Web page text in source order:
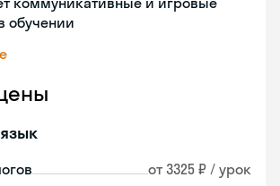
обучении
от 3325 ₽ / урок